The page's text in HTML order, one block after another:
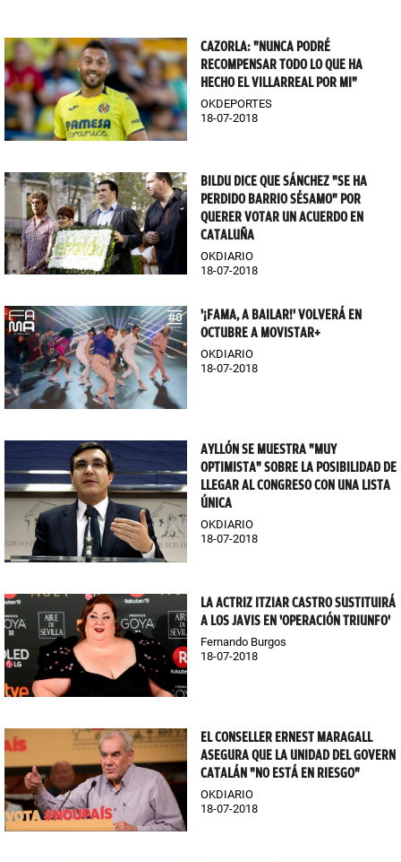
CAZORLA: "NUNCA PODRÉ
RECOMPENSAR TODO LO QUE HA
HECHO EL VILLARREAL POR MI"
OKDEPORTES
18-07-2018
BILDU DICE QUE SÁNCHEZ "SE HA
PERDIDO BARRIO SÉSAMO" POR
QUERER VOTAR UN ACUERDO EN
CATALUÑA
OKDIARIO
18-07-2018
'¡FAMA, A BAILAR!' VOLVERÁ EN
OCTUBRE A MOVISTAR+
OKDIARIO
18-07-2018
AYLLÓN SE MUESTRA "MUY
OPTIMISTA" SOBRE LA POSIBILIDAD DE
LLEGAR AL CONGRESO CON UNA LISTA
ÚNICA
OKDIARIO
18-07-2018
LA ACTRIZ ITZIAR CASTRO SUSTITUIRÁ
A LOS JAVIS EN 'OPERACIÓN TRIUNFO'
Fernando Burgos
18-07-2018
EL CONSELLER ERNEST MARAGALL
ASEGURA QUE LA UNIDAD DEL GOVERN
CATALÁN "NO ESTÁ EN RIESGO"
OKDIARIO
18-07-2018